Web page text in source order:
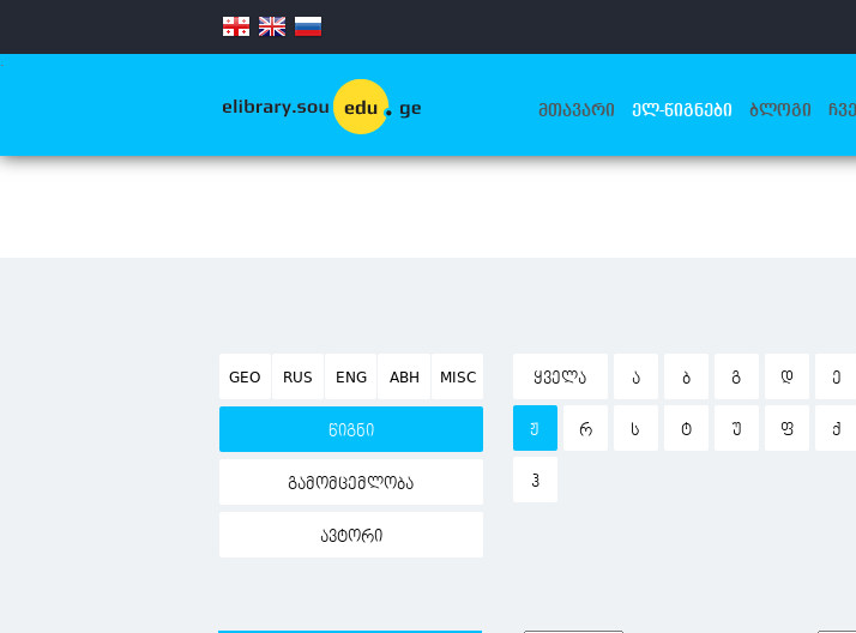
.
ᲛᲗᲐᲕᲐᲠᲘ ᲔᲚ-ᲬᲘᲒᲜᲔᲑᲘ ᲑᲚᲝᲒᲘ
GEO RUS ENG ABH MISC
წიგნი
გამომცემლობა
ავტორი
ᲧᲕᲔᲚᲐ Ა Ბ Გ Დ Ე
Ჟ Რ Ს Ტ Უ Ფ Ქ
Ჰ